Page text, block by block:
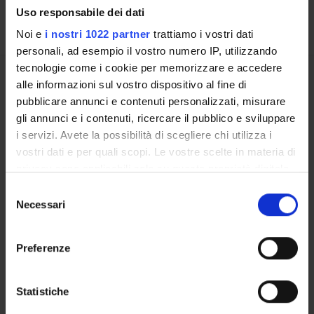
Uso responsabile dei dati
Noi e i nostri 1022 partner trattiamo i vostri dati
personali, ad esempio il vostro numero IP, utilizzando
tecnologie come i cookie per memorizzare e accedere
alle informazioni sul vostro dispositivo al fine di
pubblicare annunci e contenuti personalizzati, misurare
gli annunci e i contenuti, ricercare il pubblico e sviluppare
i servizi. Avete la possibilità di scegliere chi utilizza i
vostri dati e per quali scopi. Le vostre scelte in materia di
modificare o revocare il proprio consenso in qualsiasi
momento dalla Dichiarazione sui cookie o facendo clic
raccogliere informazioni sulla tua posizione
geografica, con un'approssimazione di qualche
delNecessari
Preferenze
Statistiche
Presentazione
Come iscriversi
Insegnamenti
Avvisi
Organi collegiali e di governo
DOTTORATI DI RICERCA E FORMAZIONE SUPERIORE
Contatti